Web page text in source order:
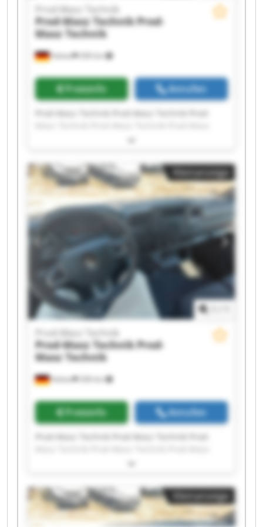
Halver 206 km
Prod-Masz Technik
Prod-Masz TechnikProd-
Masz Technik
Preisinfo Anrufen
Technik Prod-Masz Technik Prod-Masz Technik
Masz Technik Prod-Masz Technik Prod-Masz
Technik Prod-Masz Technik Prod-Masz Technik
Prod-Masz Technik Prod-Masz Technik Prod-
Masz Technik Prod-Masz Technik Prod-Masz
Technik Prod-Masz Technik
Kleinanzeige
Halver 206 km
Prod-Masz Technik
Prod-Masz TechnikProd-
Masz Technik
Preisinfo Anrufen
Technik Prod-Masz Technik Prod-Masz Technik
Masz Technik Prod-Masz Technik Prod-Masz
Technik Prod-Masz Technik Prod-Masz Technik
Prod-Masz Technik Prod-Masz Technik Prod-
Masz Technik Prod-Masz Technik Prod-Masz
Kleinanzeige